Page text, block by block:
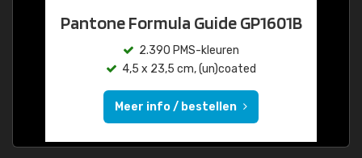
Pantone Formula Guide GP1601B
2.390 PMS-kleuren
4,5 x 23,5 cm, (un)coated
Meer info / bestellen